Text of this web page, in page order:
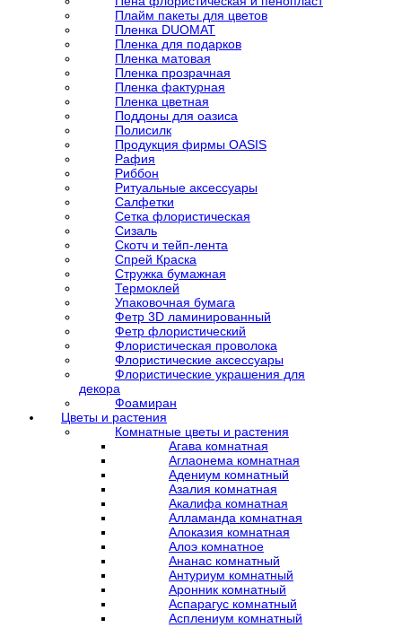
Плайм пакеты для цветов
Пленка DUOMAT
Пленка для подарков
Пленка матовая
Пленка прозрачная
Пленка фактурная
Пленка цветная
Поддоны для оазиса
Полисилк
Продукция фирмы OASIS
Рафия
Риббон
Ритуальные аксессуары
Салфетки
Сетка флористическая
Сизаль
Скотч и тейп-лента
Спрей Краска
Стружка бумажная
Термоклей
Упаковочная бумага
Фетр 3D ламинированный
Фетр флористический
Флористическая проволока
Флористические аксессуары
Флористические украшения для
декора
Фоамиран
Цветы и растения
Комнатные цветы и растения
Агава комнатная
Аглаонема комнатная
Адениум комнатный
Азалия комнатная
Акалифа комнатная
Алламанда комнатная
Алоказия комнатная
Алоэ комнатное
Ананас комнатный
Антуриум комнатный
Аронник комнатный
Аспарагус комнатный
Асплениум комнатный